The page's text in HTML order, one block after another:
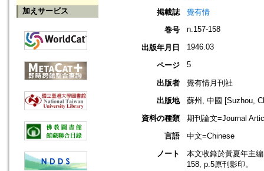
加えサービス
掲載誌
覺有情
巻号
n.157-158
出版年月日 1946.03
ページ 5
出版者
覺有情月刊社
出版地
蘇州, 中國 [Suzhou,
資料の種類
期刊論文=Journal
言語
中文=Chinese
ノート
本文收錄於黃夏年主
158, p.5原刊影印。